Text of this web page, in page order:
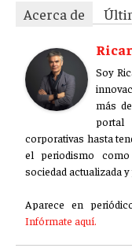
GESTIÓN DE
GESTIÓN DE
MÁS
PROYECTOS
GESTIÓN
GESTIÓN
Acerca de
Soy
más
portal
corporativas hasta
el periodismo
sociedad actualizada y
Aparece en
Infórmate aquí.